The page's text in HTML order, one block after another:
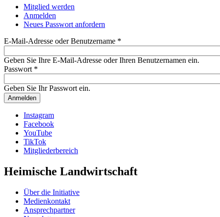
Haupt-Reiter
Mitglied werden
Anmelden
Neues Passwort anfordern
E-Mail-Adresse oder Benutzername *
Geben Sie Ihre E-Mail-Adresse oder Ihren Benutzernamen ein.
Passwort *
Geben Sie Ihr Passwort ein.
Instagram
Facebook
YouTube
TikTok
Mitgliederbereich
Heimische Landwirtschaft
Über die Initiative
Medienkontakt
Ansprechpartner